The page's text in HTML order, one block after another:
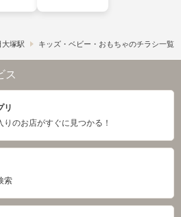
大塚駅 キッズ・ベビー・おもちゃのチラシ一覧
ス
リ
りのお店がすぐに見つかる！
索